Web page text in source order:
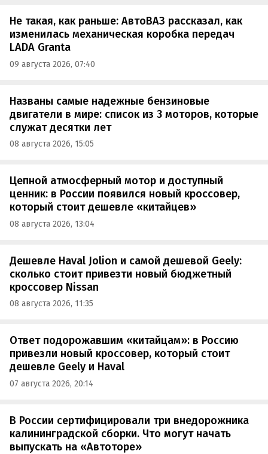
Не такая, как раньше: АвтоВАЗ рассказал, как
изменилась механическая коробка передач
LADA Granta
09 августа 2026, 07:40
Названы самые надежные бензиновые
двигатели в мире: список из 3 моторов, которые
служат десятки лет
08 августа 2026, 15:05
Цепной атмосферный мотор и доступный
ценник: в России появился новый кроссовер,
который стоит дешевле «китайцев»
08 августа 2026, 13:04
Дешевле Haval Jolion и самой дешевой Geely:
сколько стоит привезти новый бюджетный
кроссовер Nissan
08 августа 2026, 11:35
Ответ подорожавшим «китайцам»: в Россию
привезли новый кроссовер, который стоит
дешевле Geely и Haval
07 августа 2026, 20:14
В России сертифицировали три внедорожника
калининградской сборки. Что могут начать
выпускать на «Автоторе»